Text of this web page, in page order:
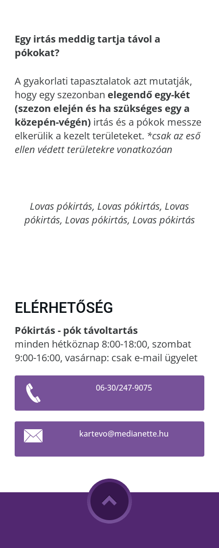
Egy irtás meddig tartja távol a
pókokat?
A gyakorlati tapasztalatok azt mutatják,
hogy egy szezonban elegendő egy-két
(szezon elején és ha szükséges egy a
közepén-végén) irtás és a pókok messze
elkerülik a kezelt területeket. *csak az eső
ellen védett területekre vonatkozóan
Lovas pókirtás, Lovas pókirtás, Lovas
pókirtás, Lovas pókirtás, Lovas pókirtás
ELÉRHETŐSÉG
Pókirtás - pók távoltartás
minden hétköznap 8:00-18:00, szombat
9:00-16:00, vasárnap: csak e-mail ügyelet
06-30/247-9075
kartevo@medianette.hu